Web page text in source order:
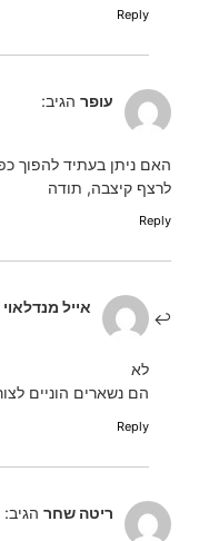
Reply
עופר הגיב:
האם ניתן בעתיד להפוך
לרצף קיצבה, תודה
Reply
אייל מנדלאוי
לא
הם נשארים הוניים
Reply
ריטה שחר הגיב: